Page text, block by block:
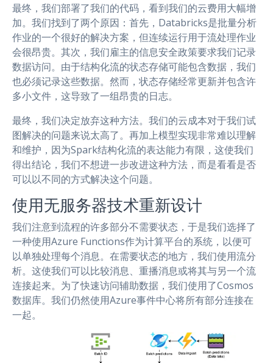
最终，我们部署了我们的代码，看到我们的云费用大幅增
加。我们找到了两个原因：首先，Databricks是批量分析
作业的一个很好的解决方案，但连续运行用于流处理作业
会很昂贵。其次，我们雇主的信息安全政策要求我们记录
数据访问。由于结构化流的状态存储可能包含数据，我们
也必须记录这些数据。然而，状态存储经常更新并包含许
多小文件，这导致了一组昂贵的日志。
最终，我们决定放弃这种方法。我们的云成本对于我们试
图解决的问题来说太高了。再加上模型实现非常难以理解
和维护，因为Spark结构化流的表达能力有限，这使我们
得出结论，我们不想进一步改进这种方法，而是看看是否
可以以不同的方式解决这个问题。
使用无服务器技术重新设计
我们注意到流程的许多部分不需要状态，于是我们选择了
一种使用Azure Functions作为计算平台的系统，以便可
以单独处理每个消息。在需要状态的地方，我们使用流分
析。这使我们可以比较消息、重播消息或将其与另一个流
连接起来。为了快速访问辅助数据，我们使用了Cosmos
数据库。我们仍然使用Azure事件中心将所有部分连接在
一起。